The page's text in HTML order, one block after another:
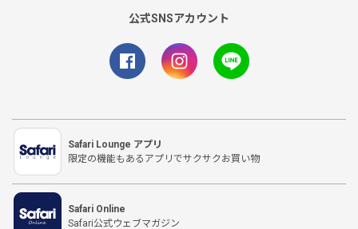
公式SNSアカウント
Safari Lounge アプリ
限定の機能もあるアプリでサクサクお買い物
Safari Online
Safari公式ウェブマガジン